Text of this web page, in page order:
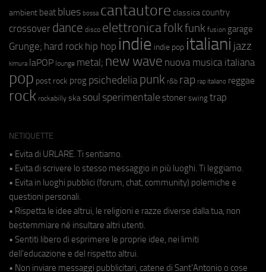
ambient beat blues bossa cantautore classica country
crossover dance disco elettronicafolkfunk fusion garage
Grunge; hard rock hip hop indie indie pop italiani jazz
kimura laPOP lounge metal; new wave nuova musica italiana
pop post rock prog psichedeliapunk r&b rap rap italiano reggae
rock rockabilly ska soul sperimentale stoner swing trap
NETIQUETTE
• Evita di URLARE. Ti sentiamo.
• Evita di scrivere lo stesso messaggio in più luoghi. Ti leggiamo.
• Evita in luoghi pubblici (forum, chat, community) polemiche e
questioni personali.
• Rispetta le idee altrui, le religioni e razze diverse dalla tua, non
bestemmiare né insultare altri utenti.
• Sentiti libero di esprimere le proprie idee, nei limiti
dell'educazione e del rispetto altrui.
• Non inviare messaggi pubblicitari, catene di Sant'Antonio o cose